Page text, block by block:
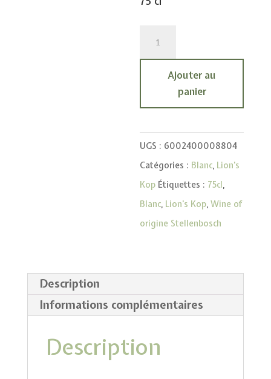
Chenin
Blanc
-
Vin
Blanc
d'Afrique
du
Ajouter au
panier
UGS : 6002400008804
Catégories : Blanc, Lion's
Kop Étiquettes : 75cl,
Blanc, Lion's Kop,Wine of
origine Stellenbosch
Description
Informations complémentaires
Description